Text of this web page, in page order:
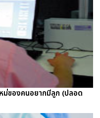
ม่ของคนอยากมีลูก (ปลอด